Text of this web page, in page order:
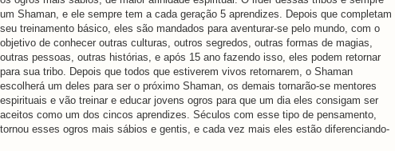
um Shaman, e ele sempre tem a cada geração 5 aprendizes. Depois que completam
seu treinamento básico, eles são mandados para aventurar-se pelo mundo, com o
objetivo de conhecer outras culturas, outros segredos, outras formas de magias,
outras pessoas, outras histórias, e após 15 ano fazendo isso, eles podem retornar
para sua tribo. Depois que todos que estiverem vivos retornarem, o Shaman
escolherá um deles para ser o próximo Shaman, os demais tornarão-se mentores
espirituais e vão treinar e educar jovens ogros para que um dia eles consigam ser
aceitos como um dos cincos aprendizes. Séculos com esse tipo de pensamento,
tornou esses ogros mais sábios e gentis, e cada vez mais eles estão diferenciando-